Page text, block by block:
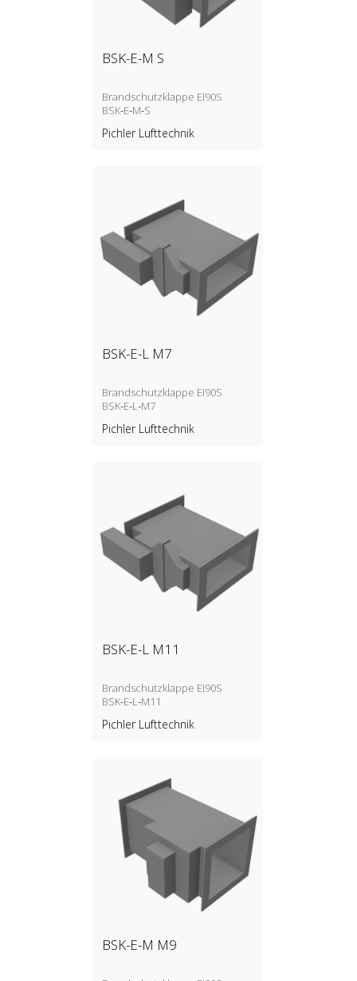
BSK-E-M S
Brandschutzklappe EI90S
BSK‑E‑M‑S
Pichler Lufttechnik
BSK-E-L M7
Brandschutzklappe EI90S
BSK‑E‑L‑M7
Pichler Lufttechnik
BSK-E-L M11
Brandschutzklappe EI90S
BSK‑E‑L‑M11
Pichler Lufttechnik
BSK-E-M M9